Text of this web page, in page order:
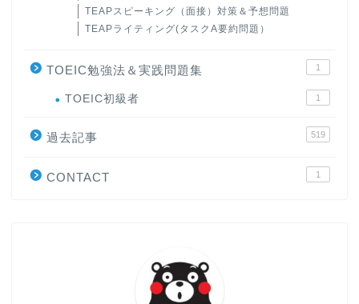
TEAPスピーキング（面接）対策＆予想問題
TEAPライティング(タスクA要約問題）
TOEIC勉強法＆実践問題集 1
TOEIC初級者 1
過去記事 519
CONTACT 1
大学入試英語対策講座